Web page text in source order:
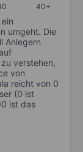
40+
umgeht. Die
Anlegern
verstehen,
von
reicht von 0
(0 ist
ist das